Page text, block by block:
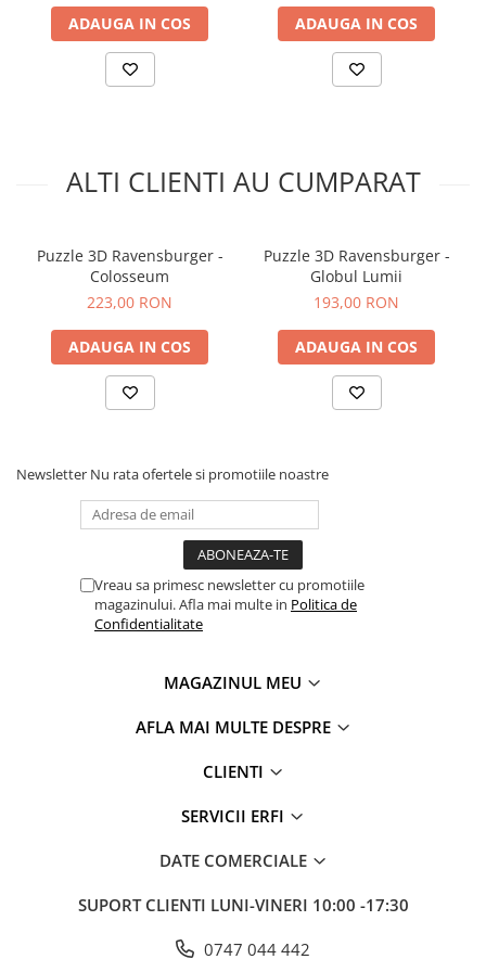
ADAUGA IN COS ADAUGA IN COS
ALTI CLIENTI AU CUMPARAT
Puzzle 3D Ravensburger -
Colosseum
223,00 RON
ADAUGA IN COS
Puzzle 3D Ravensburger -
Globul Lumii
193,00 RON
ADAUGA IN COS
Newsletter Nu rata ofertele si promotiile noastre
Vreau sa primesc newsletter cu promotiile
magazinului. Afla mai multe in Politica de
Confidentialitate
MAGAZINUL MEU
AFLA MAI MULTE DESPRE
CLIENTI
SERVICII ERFI
DATE COMERCIALE
SUPORT CLIENTI LUNI-VINERI 10:00 -17:30
0747 044 442